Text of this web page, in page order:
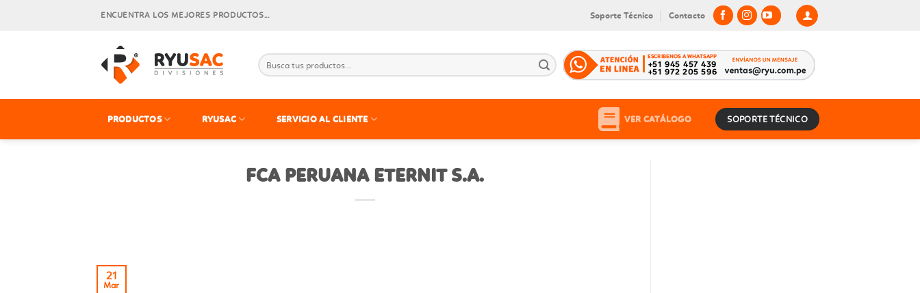
ENCUENTRA LOS MEJORES PRODUCTOS... Soporte Técnico Contacto
PRODUCTOS RYUSAC SERVICIO AL CLIENTE VER CATÁLOGO SOPORTE TÉCNICO
FCA PERUANA ETERNIT S.A.
21
Mar